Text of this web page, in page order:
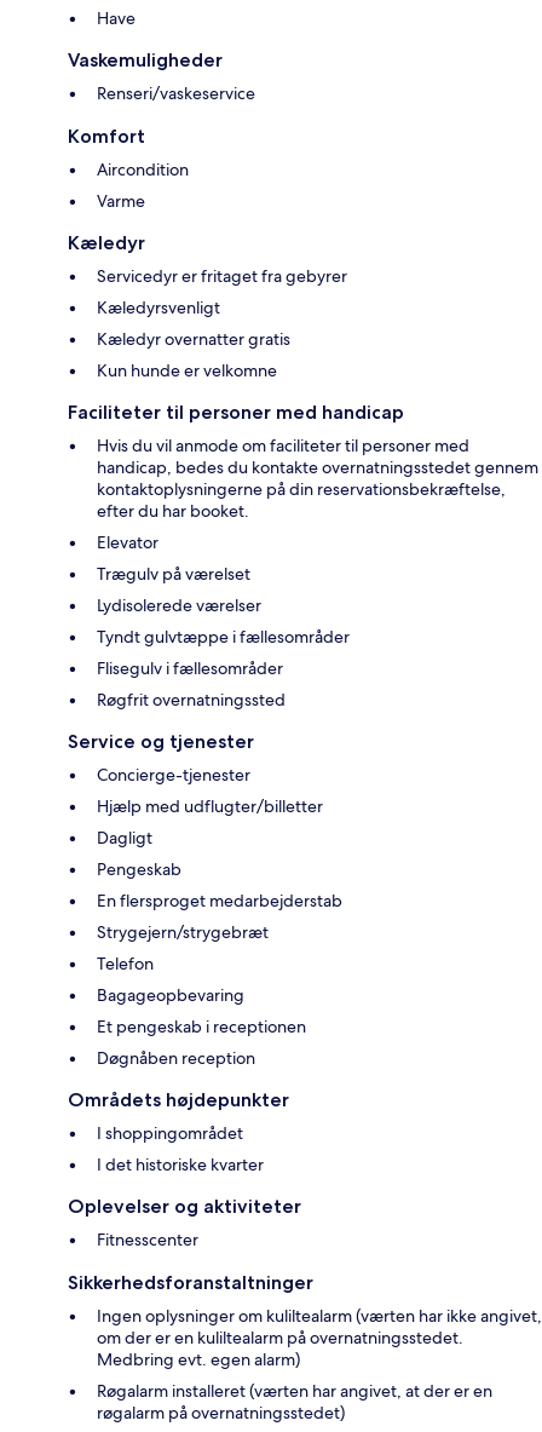
Have
Vaskemuligheder
Renseri/vaskeservice
Komfort
Aircondition
Varme
Kæledyr
Servicedyr er fritaget fra gebyrer
Kæledyrsvenligt
Kæledyr overnatter gratis
Kun hunde er velkomne
Faciliteter til personer med handicap
Hvis du vil anmode om faciliteter til personer med
handicap, bedes du kontakte overnatningsstedet gennem
kontaktoplysningerne på din reservationsbekræftelse,
efter du har booket.
Elevator
Trægulv på værelset
Lydisolerede værelser
Tyndt gulvtæppe i fællesområder
Flisegulv i fællesområder
Røgfrit overnatningssted
Service og tjenester
Concierge-tjenester
Hjælp med udflugter/billetter
Dagligt
Pengeskab
En flersproget medarbejderstab
Strygejern/strygebræt
Telefon
Bagageopbevaring
Et pengeskab i receptionen
Døgnåben reception
Områdets højdepunkter
I shoppingområdet
I det historiske kvarter
Oplevelser og aktiviteter
Fitnesscenter
Sikkerhedsforanstaltninger
Ingen oplysninger om kuliltealarm (værten har ikke angivet,
om der er en kuliltealarm på overnatningsstedet.
Medbring evt. egen alarm)
Røgalarm installeret (værten har angivet, at der er en
røgalarm på overnatningsstedet)